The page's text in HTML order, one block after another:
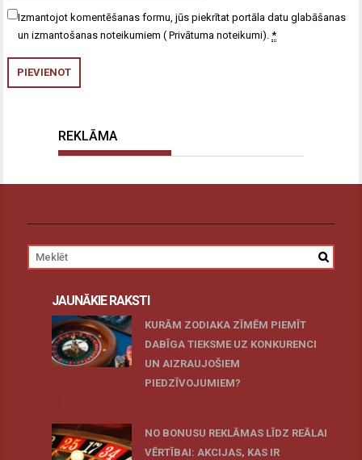
Izmantojot komentēšanas formu, jūs piekrītat portāla datu glabāšanas
un izmantošanas noteikumiem ( Privātuma noteikumi).*
REKLĀMA
JAUNĀKIE RAKSTI
KURĀM ZODIAKA ZĪMĒM PIEMĪT
DABĪGA TIEKSME UZ KONKURENCI
UN AIZRAUJOŠIEM
PIEDZĪVOJUMIEM?
NO BONUSU REKLĀMAS LĪDZ REĀLAI
VĒRTĪBAI: AKCIJAS, KAS IR